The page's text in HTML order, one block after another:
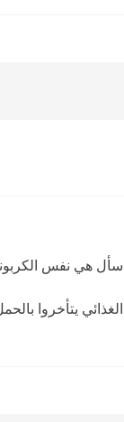
هي نفس
يتأخروا